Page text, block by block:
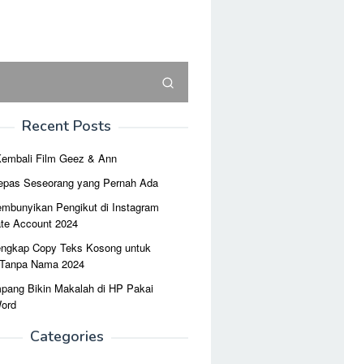
Recent Posts
Film Geez & Ann
Seseorang yang Pernah Ada
Pengikut di Instagram
Account 2024
Copy Teks Kosong untuk
Nama 2024
Bikin Makalah di HP Pakai
Categories